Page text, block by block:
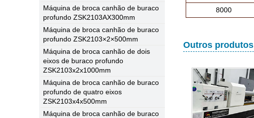
Máquina de broca canhão de buraco
profundo ZSK2103AX300mm
Máquina de broca canhão de buraco
profundo ZSK2103×2×500mm
Máquina de broca canhão de dois
eixos de buraco profundo
ZSK2103x2x1000mm
Máquina de broca canhão de buraco
profundo de quatro eixos
ZSK2103x4x500mm
Máquina de broca canhão de buraco
8000
Outros produtos